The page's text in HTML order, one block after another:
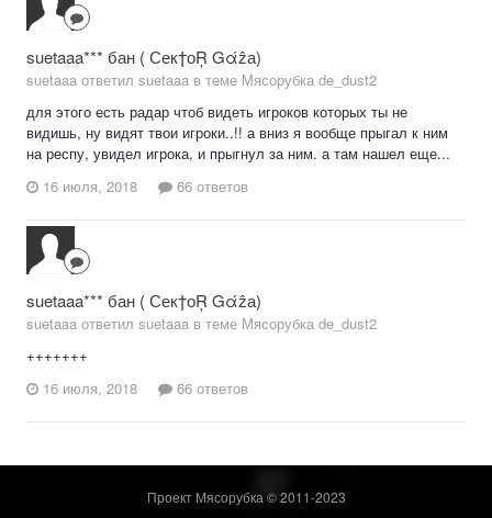
suetaaa*** бан ( Сек†оŖ Gάẑа)
suetaaa ответил suetaaa в теме Мясорубка de_dust2
для этого есть радар чтоб видеть игроков которых ты не
видишь, ну видят твои игроки..!! а вниз я вообще прыгал к ним
на респу, увидел игрока, и прыгнул за ним. а там нашел еще...
16 июля, 2018
66 ответов
suetaaa*** бан ( Сек†оŖ Gάẑа)
suetaaa ответил suetaaa в теме Мясорубка de_dust2
+++++++
16 июля, 2018
66 ответов
Проект Мясорубка © 2011-2023